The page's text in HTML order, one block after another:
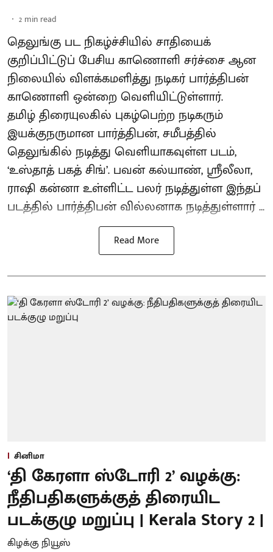
2 min read
தெலுங்கு பட நிகழ்ச்சியில் சாதியைக்
குறிப்பிட்டுப் பேசிய காணொளி சர்ச்சை ஆன
நிலையில் விளக்கமளித்து நடிகர் பார்த்திபன்
காணொளி ஒன்றை வெளியிட்டுள்ளார்.
தமிழ் திரையுலகில் புகழ்பெற்ற நடிகரும்
இயக்குநருமான பார்த்திபன், சமீபத்தில்
தெலுங்கில் நடித்து வெளியாகவுள்ள படம்,
‘உஸ்தாத் பகத் சிங்’. பவன் கல்யாண், ஸ்ரீலீலா,
ராஷி கன்னா உள்ளிட்ட பலர் நடித்துள்ள இந்தப்
படத்தில் பார்த்திபன் வில்லனாக நடித்துள்ளார் ...
Read More
சினிமா
‘தி கேரளா ஸ்டோரி 2’ வழக்கு:
நீதிபதிகளுக்குத் திரையிட
படக்குழு மறுப்பு | Kerala Story 2 |
கிழக்கு நியூஸ்